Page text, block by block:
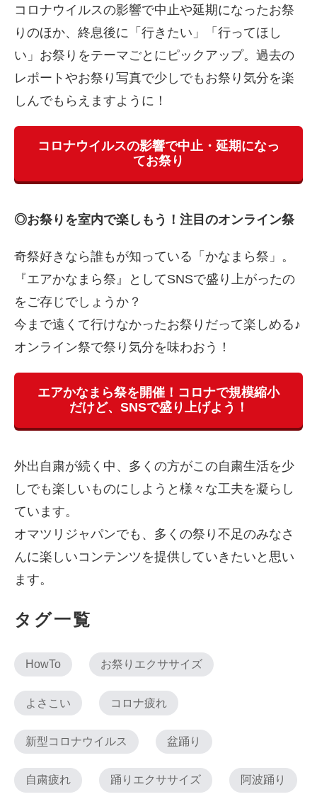
コロナウイルスの影響で中止や延期になったお祭
りのほか、終息後に「行きたい」「行ってほし
い」お祭りをテーマごとにピックアップ。過去の
レポートやお祭り写真で少しでもお祭り気分を楽
しんでもらえますように！
コロナウイルスの影響で中止・延期になっ
てお祭り
◎お祭りを室内で楽しもう！注目のオンライン祭
奇祭好きなら誰もが知っている「かなまら祭」。
『エアかなまら祭』としてSNSで盛り上がったの
をご存じでしょうか？
今まで遠くて行けなかったお祭りだって楽しめる♪
オンライン祭で祭り気分を味わおう！
エアかなまら祭を開催！コロナで規模縮小
だけど、SNSで盛り上げよう！
外出自粛が続く中、多くの方がこの自粛生活を少
しでも楽しいものにしようと様々な工夫を凝らし
ています。
オマツリジャパンでも、多くの祭り不足のみなさ
んに楽しいコンテンツを提供していきたいと思い
ます。
タグ一覧
HowTo お祭りエクササイズ
よさこい コロナ疲れ
新型コロナウイルス 盆踊り
自粛疲れ 踊りエクササイズ 阿波踊り